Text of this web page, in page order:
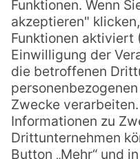
Nachdem
unserer Reihe
mit Tracks auf
Hichinbrook
wechseln wir
Kontinent und
Coast Walk vor.
mit einem Stück